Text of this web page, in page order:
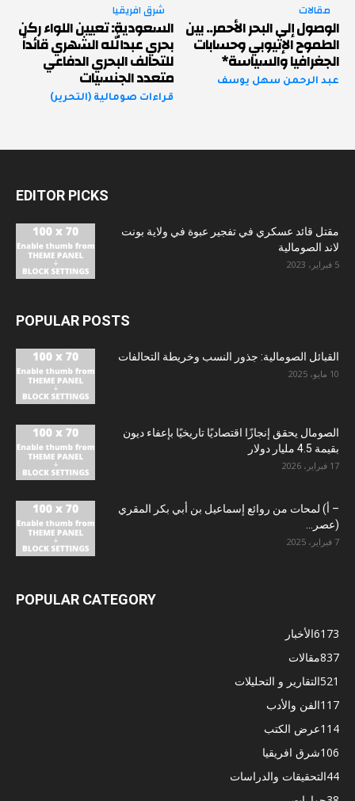
مقالات
الوصول إلى البحر الأحمر.. بين
الطموح الإثيوبي وحسابات
الجغرافيا والسياسة*
عبد الرحمن سهل يوسف
شرق افريقيا
السعودية: تعيين اللواء ركن
بحري عبدالله الشهري قائداً
للتحالف البحري الدفاعي
متعدد الجنسيات
قراءات صومالية (التحرير)
EDITOR PICKS
مقتل قائد عسكري في تفجير عبوة في ولاية بونت
لاند الصومالية
5 فبراير، 2023
POPULAR POSTS
القبائل الصومالية: جذور النسب وخريطة التحالفات
10 مايو، 2025
الصومال يحقق إنجازًا اقتصاديًا تاريخيًا بإعفاء ديون
بقيمة 4.5 مليار دولار
17 فبراير، 2026
– أ) لمحات من روائع إسماعيل بن أبي بكر المقري
(عصر...
7 فبراير، 2025
POPULAR CATEGORY
الأخبار6173
مقالات837
التقارير و التحليلات521
الفن والأدب117
عرض الكتب114
شرق افريقيا106
التحقيقات والدراسات44